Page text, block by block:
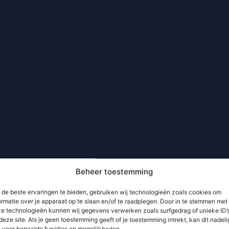
Beheer toestemming
de beste ervaringen te bieden, gebruiken wij technologieën zoals cookies om
over je apparaat op te slaan en/of te raadplegen. Door in te stemmen met
technologieën kunnen wij gegevens verwerken zoals surfgedrag of unieke
site. Als je geen toestemming geeft of je toestemming intrekt, kan dit